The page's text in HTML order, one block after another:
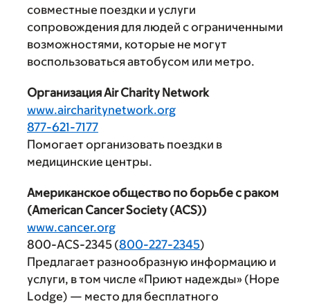
совместные поездки и услуги
сопровождения для людей с ограниченными
возможностями, которые не могут
воспользоваться автобусом или метро.
Организация Air Charity Network
www.aircharitynetwork.org
877-621-7177
Помогает организовать поездки в
медицинские центры.
Американское общество по борьбе с раком
(American Cancer Society (ACS))
www.cancer.org
800-ACS-2345 (800-227-2345)
Предлагает разнообразную информацию и
услуги, в том числе «Приют надежды» (Hope
Lodge) — место для бесплатного